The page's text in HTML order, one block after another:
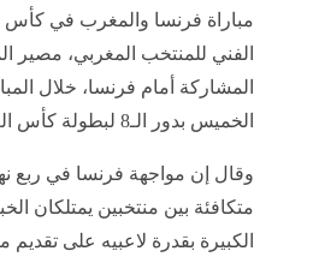
مباراة فرنسا والمغرب في كأس
الفني للمنتخب المغربي، مصير
المشاركة أمام فرنسا، خلال
الخميس بدور الـ8 لبطولة كأس العالم 2026.
متكافئة بين منتخبين يمتلكان
الكبيرة بقدرة لاعبيه على